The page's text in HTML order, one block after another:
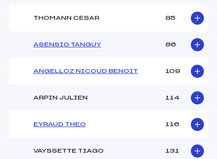
THOMANN CESAR 85
ASENSIO TANGUY 86
ANGELLOZ NICOUD BENOIT 109
ARPIN JULIEN 114
EYRAUD THEO 116
VAYSSETTE TIAGO 131